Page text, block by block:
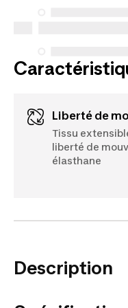
Liberté de
Tissu
liberté de
élasthane
Description